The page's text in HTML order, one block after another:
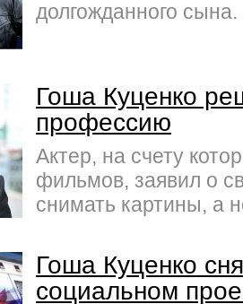
долгожданного сына.
Гоша Куценко
профессию
Актер, на счету
фильмов, заявил о
снимать картины, а
Гоша Куценко
социальном